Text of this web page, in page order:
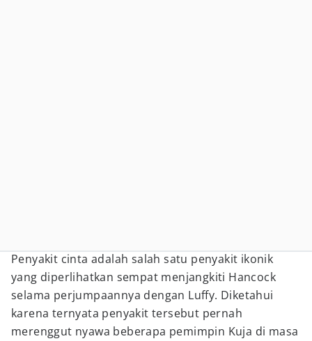
Penyakit cinta adalah salah satu penyakit ikonik
yang diperlihatkan sempat menjangkiti Hancock
selama perjumpaannya dengan Luffy. Diketahui
karena ternyata penyakit tersebut pernah
merenggut nyawa beberapa pemimpin Kuja di masa